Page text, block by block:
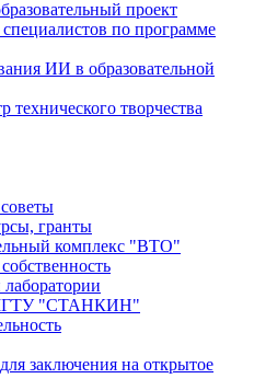
проект
по программе
ИИ в образовательной
технического творчества
гранты
комплекс "ВТО"
"СТАНКИН"
заключения на открытое